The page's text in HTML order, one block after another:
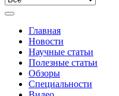
Главная
Новости
Научные статьи
Полезные статьи
Обзоры
Специальности